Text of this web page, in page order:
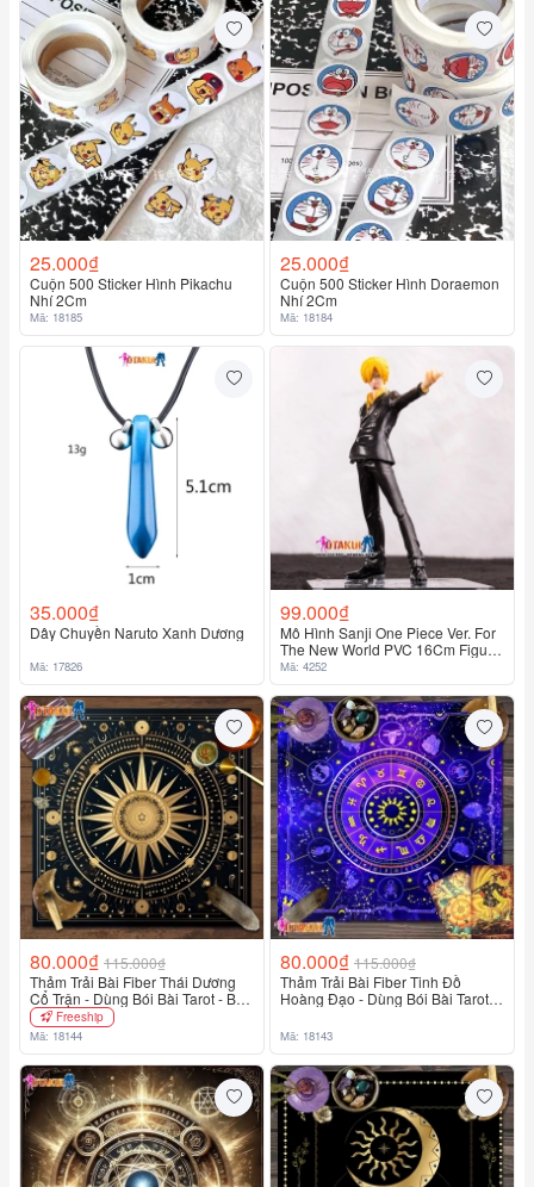
25.000₫
Cuộn 500 Sticker Hình Pikachu
Nhí 2Cm
Mã: 18185
25.000₫
Cuộn 500 Sticker Hình Doraemon
Nhí 2Cm
Mã: 18184
35.000₫
Dây Chuyền Naruto Xanh Dương
Mã: 17826
99.000₫
Mô Hình Sanji One Piece Ver. For
The New World PVC 16Cm Figure
Sanji Anime Vua Hải Tặc
Mã: 4252
80.000₫ 115.000₫
Thảm Trải Bài Fiber Thái Dương
Cổ Trận - Dùng Bói Bài Tarot - Bói
Bài Sakura
Freeship
Mã: 18144
80.000₫ 115.000₫
Thảm Trải Bài Fiber Tinh Đồ
Hoàng Đạo - Dùng Bói Bài Tarot -
Mã: 18143